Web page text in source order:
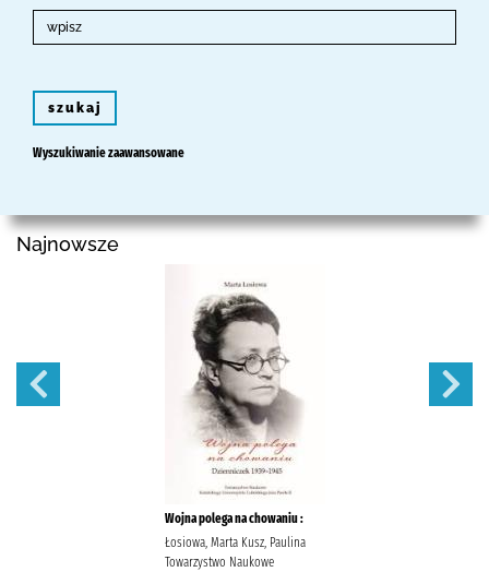
szukaj
Wyszukiwanie zaawansowane
Najnowsze
Wojna polega na chowaniu :
Łosiowa, Marta Kusz, Paulina
Towarzystwo Naukowe